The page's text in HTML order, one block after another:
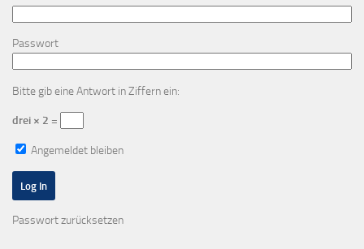
Passwort
Bitte gib eine Antwort in Ziffern ein:
drei × 2 =
Angemeldet bleiben
Passwort zurücksetzen